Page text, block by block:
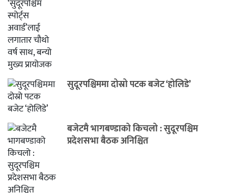
सुदूरपश्चिममा दोस्रो पटक बजेट ‘होलिडे’
बजेटमै भागबण्डाको किचलो : सुदूरपश्चिम
प्रदेशसभा बैठक अनिश्चित